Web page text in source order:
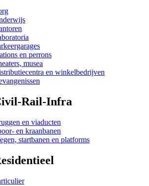
en perrons
musea
en winkelbedrijven
Rail-Infra
en viaducten
en kraanbanen
startbanen en platforms